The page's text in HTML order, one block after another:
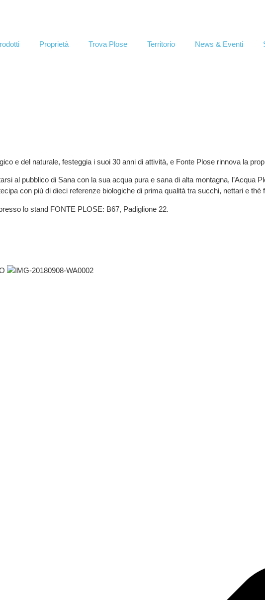
Proprietà Trova Plose Territorio News & Eventi
e del naturale, festeggia i suoi 30 anni di attività, e Fonte Plose rinnova la
al pubblico di Sana con la sua acqua pura e sana di alta montagna, l’Acqua
con più di dieci referenze biologiche di prima qualità tra succhi, nettari e thè
lo stand FONTE PLOSE: B67, Padiglione 22.